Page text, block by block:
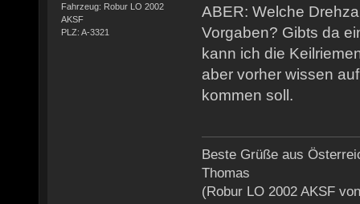
Fahrzeug: Robur LO 2002
AKSF
PLZ: A-3321
ABER: Welche
Vorgaben? Gibts da
kann ich die
aber vorher wissen
kommen soll.
Beste Grüße aus
Thomas
(Robur LO 2002 AKSF